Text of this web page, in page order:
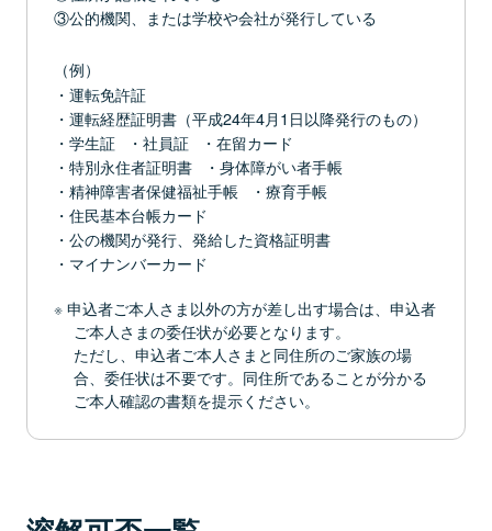
③公的機関、または学校や会社が発行している
（例）
・運転免許証
・運転経歴証明書（平成24年4月1日以降発行のもの）
・学生証
・社員証
・在留カード
・特別永住者証明書
・身体障がい者手帳
・精神障害者保健福祉手帳
・療育手帳
・住民基本台帳カード
・公の機関が発行、発給した資格証明書
・マイナンバーカード
申込者ご本人さま以外の方が差し出す場合は、申込者
ご本人さまの委任状が必要となります。
ただし、申込者ご本人さまと同住所のご家族の場
合、委任状は不要です。同住所であることが分かる
ご本人確認の書類を提示ください。